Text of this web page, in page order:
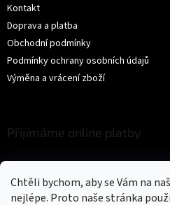
Chtěli bychom, aby se Vám na
nejlépe. Proto naše stránka
Kontakt
Doprava a platba
Obchodní podmínky
Podmínky ochrany osobních údajů
Výměna a vrácení zboží
Přijímáme online platby